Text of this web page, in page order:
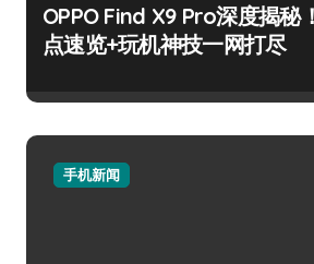
OPPO Find X9 Pro深度揭秘
点速览+玩机神技一网打尽
手机新闻